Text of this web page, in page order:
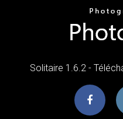
Solitaire 1.6.2 -